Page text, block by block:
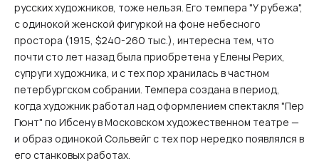
русских художников, тоже нельзя. Его темпера "У рубежа",
с одинокой женской фигуркой на фоне небесного
простора (1915, $240-260 тыс.), интересна тем, что
почти сто лет назад была приобретена у Елены Рерих,
супруги художника, и с тех пор хранилась в частном
петербургском собрании. Темпера создана в период,
когда художник работал над оформлением спектакля "Пер
Гюнт" по Ибсену в Московском художественном театре —
и образ одинокой Сольвейг с тех пор нередко появлялся в
его станковых работах.